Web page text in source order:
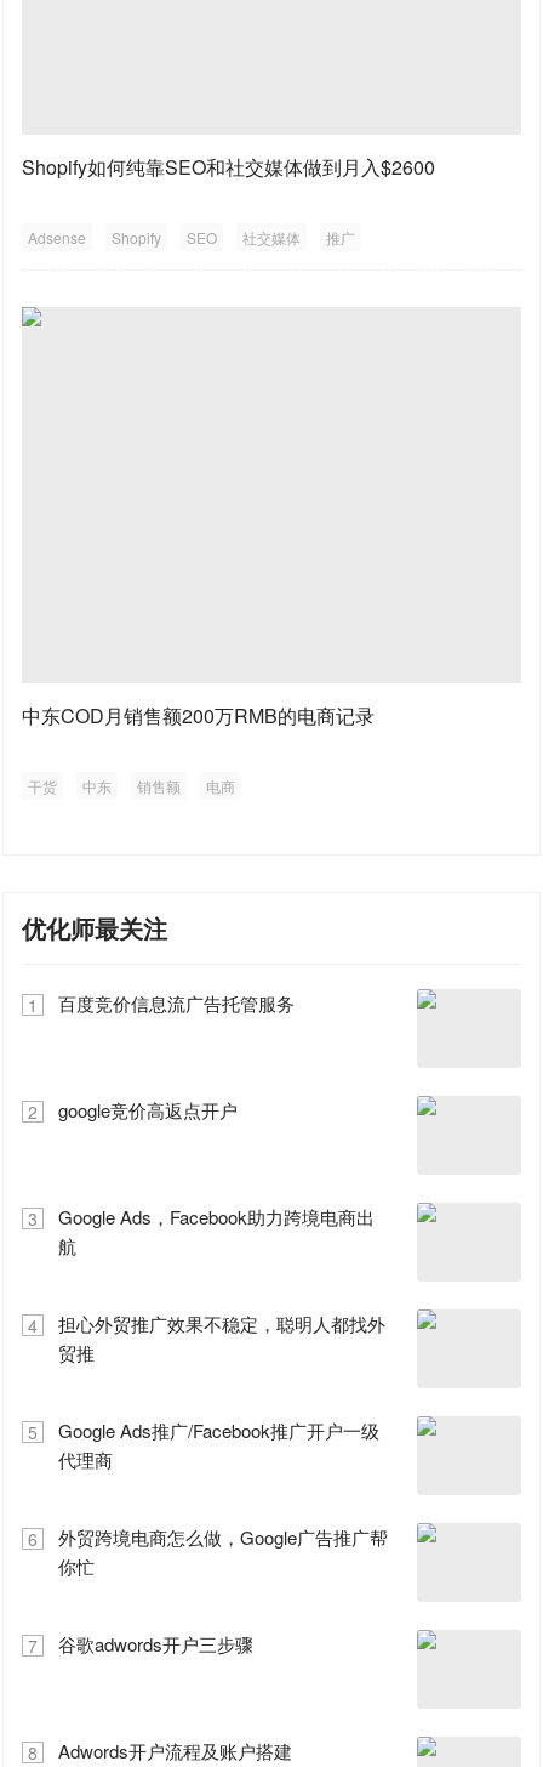
Shopify如何纯靠SEO和社交媒体做到月入$2600
Adsense Shopify SEO 社交媒体 推广
中东COD月销售额200万RMB的电商记录
干货 中东 销售额 电商
优化师最关注
1 百度竞价信息流广告托管服务
2 google竞价高返点开户
3
Google Ads，Facebook助力跨境电商出
航
4
担心外贸推广效果不稳定，聪明人都找外
贸推
5
Google Ads推广/Facebook推广开户一级
代理商
6
外贸跨境电商怎么做，Google广告推广帮
你忙
7 谷歌adwords开户三步骤
8 Adwords开户流程及账户搭建